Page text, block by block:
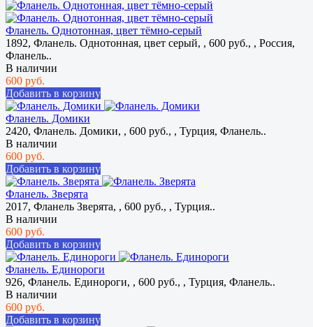
Фланель. Однотонная, цвет тёмно-серый
1892, Фланель. Однотонная, цвет серый, , 600 руб., , Россия,
Фланель..
В наличии
600 руб.
Добавить в корзину
Фланель. Домики
2420, Фланель. Домики, , 600 руб., , Турция, Фланель..
В наличии
600 руб.
Добавить в корзину
Фланель. Зверята
2017, Фланель Зверята, , 600 руб., , Турция..
В наличии
600 руб.
Добавить в корзину
Фланель. Единороги
926, Фланель. Единороги, , 600 руб., , Турция, Фланель..
В наличии
600 руб.
Добавить в корзину